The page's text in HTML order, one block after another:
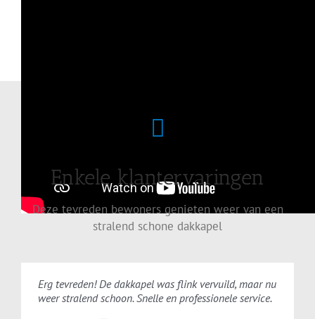
Enkele klantervaringen
Deze tevreden bewoners genieten weer van een
stralend schone dakkapel
Erg tevreden! De dakkapel was flink vervuild, maar nu
weer stralend schoon. Snelle en professionele service.